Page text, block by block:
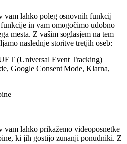
vam lahko poleg osnovnih funkcij
in vam omogočimo udobno
mesta. Z vašim soglasjem na tem
naslednje storitve tretjih oseb:
(Universal Event Tracking)
Google Consent Mode, Klarna,
vam lahko prikažemo videoposnetke
ki jih gostijo zunanji ponudniki. Z